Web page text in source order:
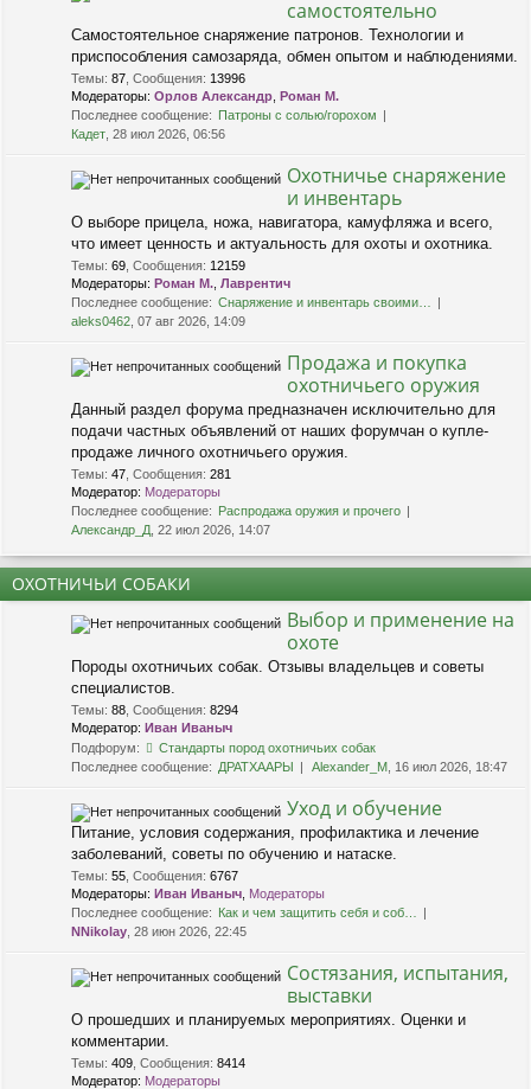
самостоятельно
Самостоятельное снаряжение патронов. Технологии и
приспособления самозаряда, обмен опытом и наблюдениями.
Темы: 87 Сообщения: 13996
Модераторы: Орлов Александр Роман М.
Последнее сообщение: Патроны с солью/горохом
Кадет , 28 июл 2026, 06:56
Охотничье снаряжение
и инвентарь
О выборе прицела, ножа, навигатора, камуфляжа и всего,
что имеет ценность и актуальность для охоты и охотника.
Темы: 69 Сообщения: 12159
Модераторы: Роман М. Лаврентич
Последнее сообщение: Снаряжение и инвентарь своими…
aleks0462 , 07 авг 2026, 14:09
Продажа и покупка
охотничьего оружия
Данный раздел форума предназначен исключительно для
подачи частных объявлений от наших форумчан о купле-
продаже личного охотничьего оружия.
Темы: 47 Сообщения: 281
Модератор: Модераторы
Последнее сообщение: Распродажа оружия и прочего
Александр_Д , 22 июл 2026, 14:07
ОХОТНИЧЬИ СОБАКИ
Выбор и применение на
охоте
Породы охотничьих собак. Отзывы владельцев и советы
специалистов.
Темы: 88 Сообщения: 8294
Модератор: Иван Иваныч
Подфорум:
Стандарты пород охотничьих собак
Последнее сообщение: ДРАТХААРЫ Alexander_M , 16 июл 2026, 18:47
Уход и обучение
Питание, условия содержания, профилактика и лечение
заболеваний, советы по обучению и натаске.
Темы: 55 Сообщения: 6767
Модераторы: Иван Иваныч Модераторы
Последнее сообщение: Как и чем защитить себя и соб…
NNikolay , 28 июн 2026, 22:45
Состязания, испытания,
выставки
О прошедших и планируемых мероприятиях. Оценки и
комментарии.
Темы: 409 Сообщения: 8414
Модератор: Модераторы